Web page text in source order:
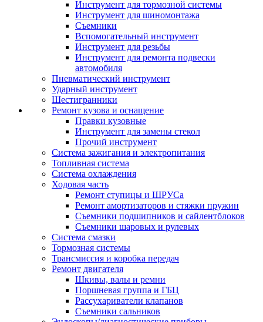
Инструмент для тормозной системы
Инструмент для шиномонтажа
Съемники
Вспомогательный инструмент
Инструмент для резьбы
Инструмент для ремонта подвески
автомобиля
Пневматический инструмент
Ударный инструмент
Шестигранники
Ремонт кузова и оснащение
Правки кузовные
Инструмент для замены стекол
Прочий инструмент
Система зажигания и электропитания
Топливная система
Система охлаждения
Ходовая часть
Ремонт ступицы и ШРУСа
Ремонт амортизаторов и стяжки пружин
Съемники подшипников и сайлентблоков
Съемники шаровых и рулевых
Система смазки
Тормозная системы
Трансмиссия и коробка передач
Ремонт двигателя
Шкивы, валы и ремни
Поршневая группа и ГБЦ
Рассухариватели клапанов
Съемники сальников